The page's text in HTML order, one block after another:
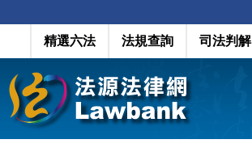
精選六法 法規查詢 司法判解